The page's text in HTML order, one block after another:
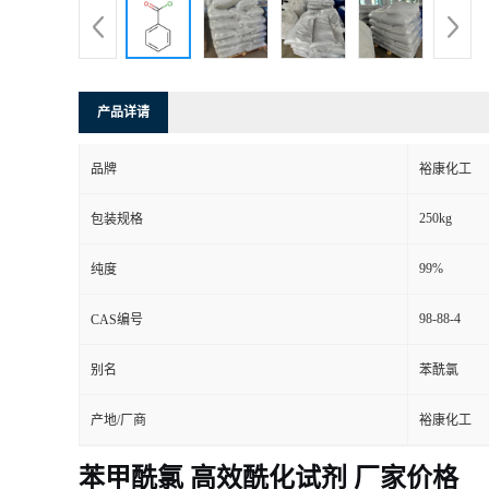
产品详请
品牌 裕康化工
包装规格 250kg
纯度 99%
CAS编号 98-88-4
别名 苯酰氯
产地/厂商 裕康化工
苯甲酰氯 高效酰化试剂 厂家价格